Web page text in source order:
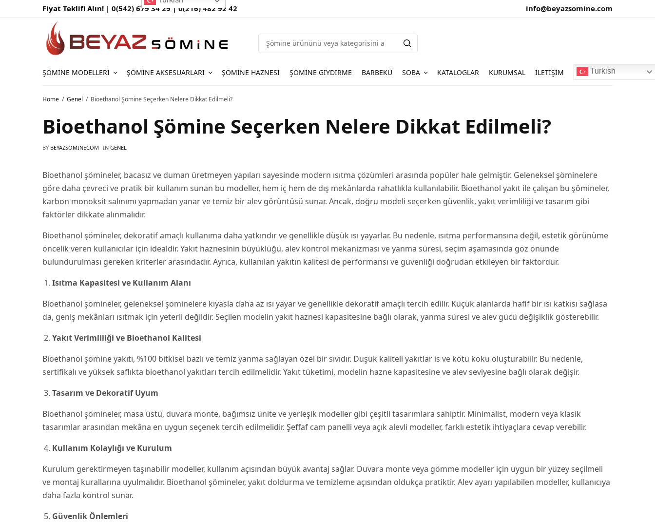
Fiyat Teklifi Alın! |0(542) 679 34 29 |0(216) 482 92 42 info@beyazsomine.com
ŞÖMINE MODELLERI ŞÖMINE AKSESUARLARI ŞÖMINE HAZNESI ŞÖMINE GIYDIRME BARBEKÜ SOBA KATALOGLAR KURUMSAL İLETIŞIM Turkish
Home Genel Bioethanol Şömine Seçerken Nelere Dikkat Edilmeli?
Bioethanol Şömine Seçerken Nelere Dikkat Edilmeli?
BY BEYAZSOMINECOM IN GENEL
Bioethanol şömineler, bacasız ve duman üretmeyen yapıları sayesinde modern ısıtma çözümleri arasında popüler hale gelmiştir. Geleneksel şöminelere
göre daha çevreci ve pratik bir kullanım sunan bu modeller, hem iç hem de dış mekânlarda rahatlıkla kullanılabilir. Bioethanol yakıt ile çalışan bu şömineler,
karbon monoksit salınımı yapmadan yanar ve temiz bir alev görüntüsü sunar. Ancak, doğru modeli seçerken güvenlik, yakıt verimliliği ve tasarım gibi
faktörler dikkate alınmalıdır.
Bioethanol şömineler, dekoratif amaçlı kullanıma daha yatkındır ve genellikle düşük ısı yayarlar. Bu nedenle, ısıtma performansına değil, estetik görünüme
öncelik veren kullanıcılar için idealdir. Yakıt haznesinin büyüklüğü, alev kontrol mekanizması ve yanma süresi, seçim aşamasında göz önünde
bulundurulması gereken kriterler arasındadır. Ayrıca, kullanılan yakıtın kalitesi de performansı ve güvenliği doğrudan etkileyen bir faktördür.
Isıtma Kapasitesi ve Kullanım Alanı
Bioethanol şömineler, geleneksel şöminelere kıyasla daha az ısı yayar ve genellikle dekoratif amaçlı tercih edilir. Küçük alanlarda hafif bir ısı katkısı sağlasa
da, geniş mekânları ısıtmak için yeterli değildir. Seçilen modelin yakıt haznesi kapasitesine bağlı olarak, yanma süresi ve alev gücü değişiklik gösterebilir.
Yakıt Verimliliği ve Bioethanol Kalitesi
Bioethanol şömine yakıtı, %100 bitkisel bazlı ve temiz yanma sağlayan özel bir sıvıdır. Düşük kaliteli yakıtlar is ve kötü koku oluşturabilir. Bu nedenle,
sertifikalı ve yüksek saflıkta bioethanol yakıtları tercih edilmelidir. Yakıt tüketimi, modelin hazne kapasitesine ve alev seviyesine bağlı olarak değişir.
Tasarım ve Dekoratif Uyum
Bioethanol şömineler, masa üstü, duvara monte, bağımsız ünite ve yerleşik modeller gibi çeşitli tasarımlara sahiptir. Minimalist, modern veya klasik
tasarımlar arasından mekâna en uygun seçenek tercih edilmelidir. Şeffaf cam panelli veya açık alevli modeller, farklı estetik ihtiyaçlara cevap verebilir.
Kullanım Kolaylığı ve Kurulum
Kurulum gerektirmeyen taşınabilir modeller, kullanım açısından büyük avantaj sağlar. Duvara monte veya gömme modeller için uygun bir yüzey seçilmeli
ve montaj kurallarına uyulmalıdır. Bioethanol şömineler, yakıt doldurma ve temizleme açısından oldukça pratiktir. Alev ayarı yapılabilen modeller, kullanıcıya
daha fazla kontrol sunar.
Güvenlik Önlemleri